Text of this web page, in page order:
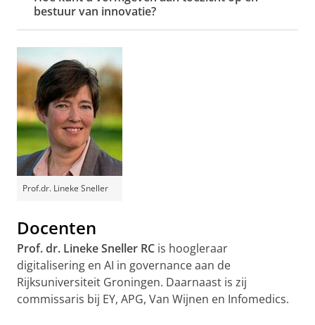
bestuur van innovatie?
Prof.dr. Lineke Sneller
Docenten
Prof. dr. Lineke Sneller RC is hoogleraar
digitalisering en AI in governance aan de
Rijksuniversiteit Groningen. Daarnaast is zij
commissaris bij EY, APG, Van Wijnen en Infomedics.